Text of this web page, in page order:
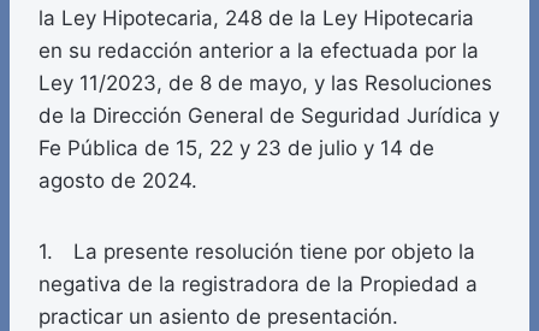
la Ley Hipotecaria, 248 de la Ley Hipotecaria
en su redacción anterior a la efectuada por la
Ley 11/2023, de 8 de mayo, y las Resoluciones
de la Dirección General de Seguridad Jurídica y
Fe Pública de 15, 22 y 23 de julio y 14 de
agosto de 2024.
1. La presente resolución tiene por objeto la
negativa de la registradora de la Propiedad a
practicar un asiento de presentación.